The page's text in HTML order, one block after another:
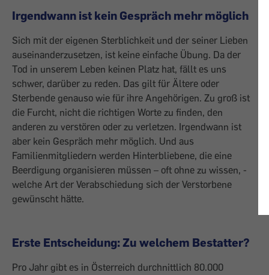
Irgendwann ist kein Gespräch mehr möglich
Sich mit der eigenen Sterblichkeit und der seiner Lieben
auseinanderzusetzen, ist keine einfache Übung. Da der
Tod in unserem Leben keinen Platz hat, fällt es uns
schwer, darüber zu reden. Das gilt für ­Ältere oder
Sterbende genauso wie für ihre Angehörigen. Zu groß ist
die Furcht, nicht die richtigen Worte zu finden, den
anderen zu verstören oder zu verletzen. Irgendwann ist
aber kein Gespräch mehr möglich. Und aus
Familienmitgliedern werden ­Hinterbliebene, die eine
Beerdigung organisieren müssen – oft ohne zu wissen, ­
welche Art der Verabschiedung sich der Verstorbene
gewünscht hätte.
Erste Entscheidung: Zu welchem Bestatter?
Pro Jahr gibt es in Österreich durchnittlich 80.000